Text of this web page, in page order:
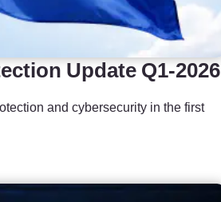
Update Q1-2026
and cybersecurity in the first